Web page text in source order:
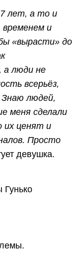
лет, а то и
временем и
«вырасти» до
а люди не
всерьёз,
людей,
меня сделали
их ценят и
Просто
девушка.